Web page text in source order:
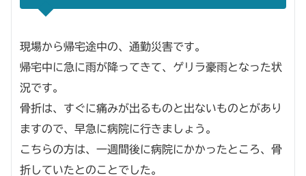
現場から帰宅途中の、通勤災害です。
帰宅中に急に雨が降ってきて、ゲリラ豪雨となった状
況です。
骨折は、すぐに痛みが出るものと出ないものとがあり
ますので、早急に病院に行きましょう。
こちらの方は、一週間後に病院にかかったところ、骨
折していたとのことでした。